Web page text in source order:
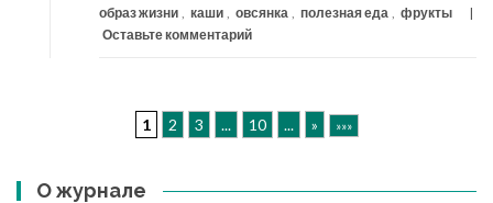
образ жизни
каши овсянка полезная еда
фрукты
Оставьте комментарий
1 2 3 ... 10 ... » »»»
О журнале